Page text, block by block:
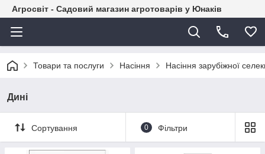
Агросвіт - Садовий магазин агротоварів у Юнаків
Товари та послуги Насіння Насіння зарубіжної
Дині
Сортування 0 Фільтри